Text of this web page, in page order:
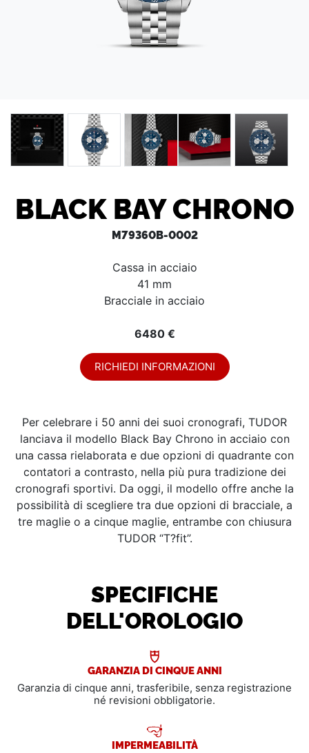
BLACK BAY CHRONO
M79360B-0002
Cassa in acciaio
41 mm
Bracciale in acciaio
6480 €
RICHIEDI INFORMAZIONI
Per celebrare i 50 anni dei suoi cronografi, TUDOR
lanciava il modello Black Bay Chrono in acciaio con
una cassa rielaborata e due opzioni di quadrante con
contatori a contrasto, nella più pura tradizione dei
cronografi sportivi. Da oggi, il modello offre anche la
possibilità di scegliere tra due opzioni di bracciale, a
tre maglie o a cinque maglie, entrambe con chiusura
TUDOR “T?fit”.
SPECIFICHE
DELL'OROLOGIO
GARANZIA DI CINQUE ANNI
Garanzia di cinque anni, trasferibile, senza registrazione
né revisioni obbligatorie.
IMPERMEABILITÀ